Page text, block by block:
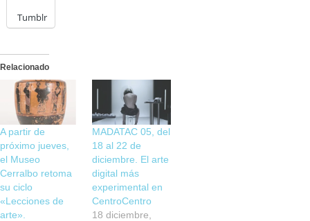
Tumblr
Relacionado
A partir de
próximo jueves,
el Museo
Cerralbo retoma
su ciclo
«Lecciones de
arte».
MADATAC 05, del
18 al 22 de
diciembre. El arte
digital más
experimental en
CentroCentro
18 diciembre,